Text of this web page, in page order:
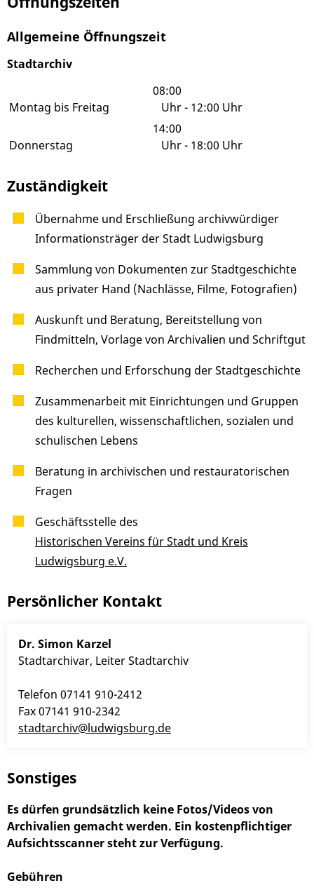
Allgemeine Öffnungszeit
Stadtarchiv
Montag bis Freitag
08:00
Uhr- 12:00 Uhr
Donnerstag
14:00
Uhr- 18:00 Uhr
Zuständigkeit
Übernahme und Erschließung archivwürdiger
Informationsträger der Stadt Ludwigsburg
Sammlung von Dokumenten zur Stadtgeschichte
aus privater Hand (Nachlässe, Filme, Fotografien)
Auskunft und Beratung, Bereitstellung von
Findmitteln, Vorlage von Archivalien und Schriftgut
Recherchen und Erforschung der Stadtgeschichte
Zusammenarbeit mit Einrichtungen und Gruppen
des kulturellen, wissenschaftlichen, sozialen und
schulischen Lebens
Beratung in archivischen und restauratorischen
Fragen
Geschäftsstelle des
Historischen Vereins für Stadt und Kreis
Ludwigsburg e.V.
Persönlicher Kontakt
Dr. Simon Karzel
Stadtarchivar, Leiter Stadtarchiv
Telefon 07141 910-2412
Fax07141 910-2342
stadtarchiv@ludwigsburg.de
Sonstiges
Es dürfen grundsätzlich keine Fotos/Videos von
Archivalien gemacht werden. Ein kostenpflichtiger
Aufsichtsscanner steht zur Verfügung.
Gebühren